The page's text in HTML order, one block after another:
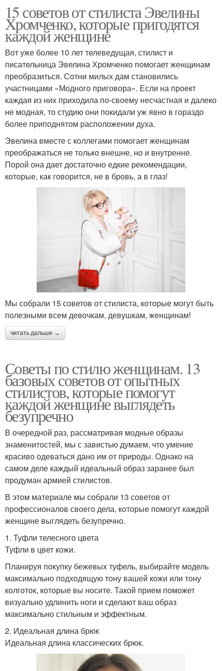
15 советов от стилиста Эвелины
Хромченко, которые пригодятся
каждой женщине
Вот уже более 10 лет телеведущая, стилист и
писательница Эвелина Хромченко помогает женщинам
преобразиться. Сотни милых дам становились
участницами «Модного приговора». Если на проект
каждая из них приходила по-своему несчастная и далеко
не модная, то студию они покидали уж явно в гораздо
более приподнятом расположении духа.
Эвелина вместе с коллегами помогает женщинам
преображаться не только внешне, но и внутренне.
Порой она дает достаточно едкие рекомендации,
которые, как говорится, не в бровь, а в глаз!
Мы собрали 15 советов от стилиста, которые могут быть
полезными всем девочкам, девушкам, женщинам!
читать дальше →
Советы по стилю женщинам. 13
базовых советов от опытных
стилистов, которые помогут
каждой женщине выглядеть
безупречно
В очередной раз, рассматривая модные образы
знаменитостей, мы с завистью думаем, что умение
красиво одеваться дано им от природы. Однако на
самом деле каждый идеальный образ заранее был
продуман армией стилистов.
В этом материале мы собрали 13 советов от
профессионалов своего дела, которые помогут каждой
женщине выглядеть безупречно.
1. Туфли телесного цвета
Туфли в цвет кожи.
Планируя покупку бежевых туфель, выбирайте модель
максимально подходящую тону вашей кожи или тону
колготок, которые вы носите. Такой прием поможет
визуально удлинить ноги и сделают ваш образ
максимально стильным и эффектным.
2. Идеальная длина брюк
Идеальная длина классических брюк.